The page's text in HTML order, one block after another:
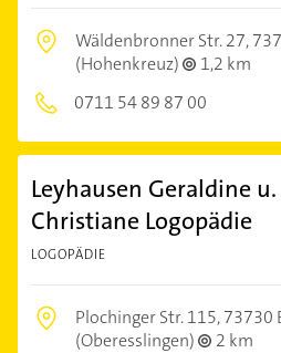
Wäldenbronner Str. 27,
(Hohenkreuz)
1,2 km
0711 54 89 87 00
Leyhausen Geraldine
Christiane Logopädie
LOGOPÄDIE
Plochinger Str. 115,73730
(Oberesslingen)
2 km